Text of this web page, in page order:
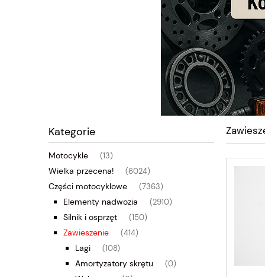
Kategorie
Motocykle (13)
Wielka przecena! (6024)
Części motocyklowe (7363)
Elementy nadwozia (2910)
Silnik i osprzęt (150)
Zawieszenie (414)
Lagi (108)
Amortyzatory skrętu (0)